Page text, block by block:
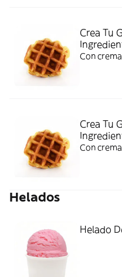
Crea Tu
Con
Crea Tu
Con crema
Helados
Helado